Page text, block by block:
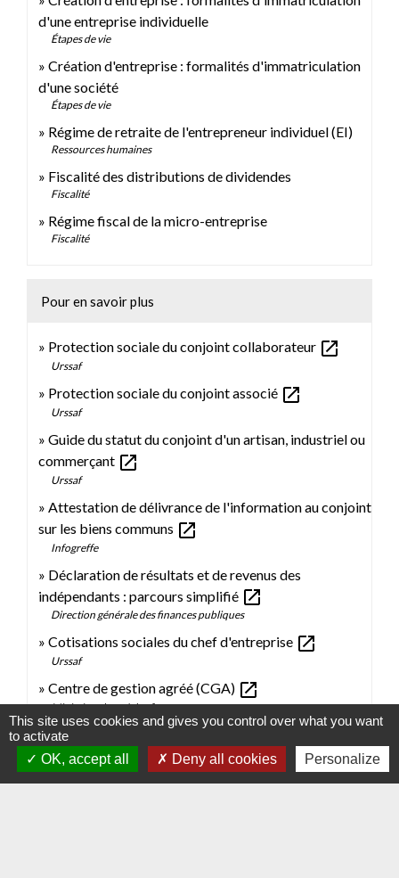
d'une entreprise individuelle
Étapes de vie
Création d'entreprise : formalités d'immatriculation
d'une société
Étapes de vie
Régime de retraite de l'entrepreneur individuel (EI)
Ressources humaines
Fiscalité des distributions de dividendes
Fiscalité
Régime fiscal de la micro-entreprise
Fiscalité
Pour en savoir plus
Protection sociale du conjoint collaborateur open_in_new
Urssaf
Protection sociale du conjoint associé open_in_new
Urssaf
Guide du statut du conjoint d'un artisan, industriel ou
commerçant open_in_new
Urssaf
Attestation de délivrance de l'information au conjoint
sur les biens communs open_in_new
Infogreffe
Déclaration de résultats et de revenus des
indépendants : parcours simplifié open_in_new
Direction générale des finances publiques
Cotisations sociales du chef d'entreprise open_in_new
Urssaf
Centre de gestion agréé (CGA) open_in_new
Ministère chargé des finances
Le statut de collaborateur d'exploitation ou
d'entreprise agricole open_in_new
Caisse centrale de la mutualité sociale agricole (MSA)
This site uses cookies and gives you control over what you want
to activate
OK, accept all
Deny all cookies Personalize